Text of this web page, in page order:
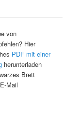
von
Hier
PDF mit einer
herunterladen
Brett
Mail